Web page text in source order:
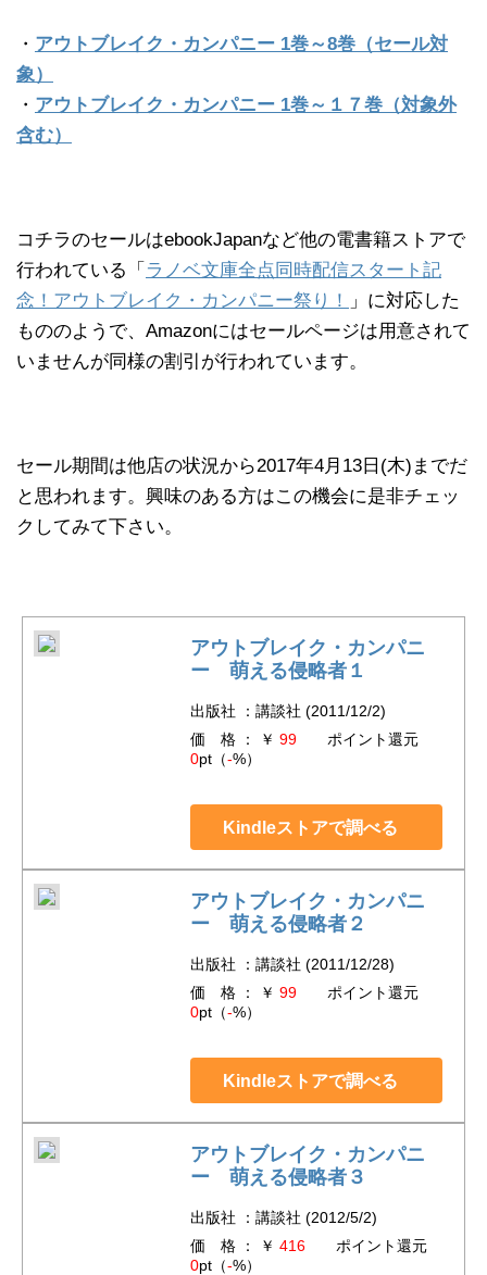
・ アウトブレイク・カンパニー 1巻～8巻（セール対
象）
・ アウトブレイク・カンパニー 1巻～１７巻（対象外
含む）
コチラのセールはebookJapanなど他の電書籍ストアで
行われている「 ラノベ文庫全点同時配信スタート記
念！アウトブレイク・カンパニー祭り！
」に対応した
もののようで、Amazonにはセールページは用意されて
いませんが同様の割引が行われています。
セール期間は他店の状況から2017年4月13日(木)までだ
と思われます。興味のある方はこの機会に是非チェッ
クしてみて下さい。
アウトブレイク・カンパニ
ー 萌える侵略者１
出版社 ：講談社 (2011/12/2)
価 格 ： ￥ 99ポイント還元
0pt（-%）
Kindleストアで調べる
アウトブレイク・カンパニ
ー 萌える侵略者２
出版社 ：講談社 (2011/12/28)
価 格 ： ￥ 99ポイント還元
0pt（-%）
Kindleストアで調べる
アウトブレイク・カンパニ
ー 萌える侵略者３
出版社 ：講談社 (2012/5/2)
価 格 ： ￥ 416ポイント還元
0pt（-%）